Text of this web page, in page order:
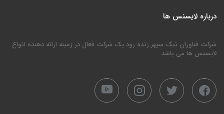
درباره لایسنس ها
شرکت فناوران نیک سپهر زنده رود یک شرکت فعال در زمینه ارائه دهنده انواع
لایسنس ها می باشد.